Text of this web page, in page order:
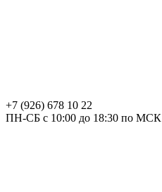
+7 (926) 678 10 22
ПН-СБ с 10:00 до 18:30 по МСК